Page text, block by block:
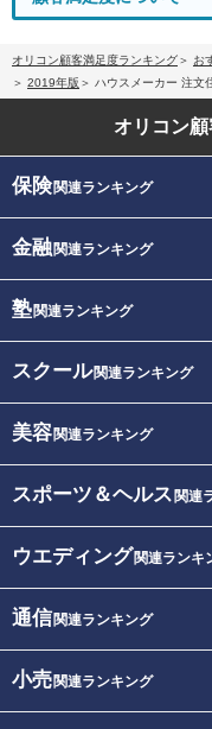
オリコン顧客満足度ランキング
お
2019年版
ハウスメーカー 注文
オリコン
保険関連ランキング
金融関連ランキング
塾関連ランキング
スクール関連ランキング
美容関連ランキング
スポーツ＆ヘルス 関連
ウエディング関連ランキ
通信関連ランキング
小売関連ランキング